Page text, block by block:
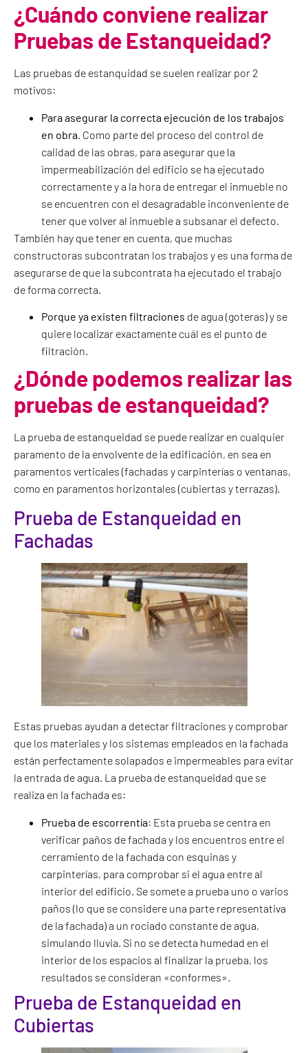
¿Cuándo conviene realizar
Pruebas de Estanqueidad?
Las pruebas de estanquidad se suelen realizar por 2
motivos:
Para asegurar la correcta ejecución de los trabajos
en obra . Como parte del proceso del control de
calidad de las obras, para asegurar que la
impermeabilización del edificio se ha ejecutado
correctamente y a la hora de entregar el inmueble no
se encuentren con el desagradable inconveniente de
tener que volver al inmueble a subsanar el defecto.
También hay que tener en cuenta, que muchas
constructoras subcontratan los trabajos y es una forma de
asegurarse de que la subcontrata ha ejecutado el trabajo
de forma correcta.
Porque ya existen filtraciones de agua (goteras) y se
quiere localizar exactamente cuál es el punto de
filtración.
¿Dónde podemos realizar las
pruebas de estanqueidad?
La prueba de estanqueidad se puede realizar en cualquier
paramento de la envolvente de la edificación, en sea en
paramentos verticales (fachadas y carpinterías o ventanas,
como en paramentos horizontales (cubiertas y terrazas).
Prueba de Estanqueidad en
Fachadas
Estas pruebas ayudan a detectar filtraciones y comprobar
que los materiales y los sistemas empleados en la fachada
están perfectamente solapados e impermeables para evitar
la entrada de agua. La prueba de estanqueidad que se
realiza en la fachada es:
Prueba de escorrentía: Esta prueba se centra en
verificar paños de fachada y los encuentros entre el
cerramiento de la fachada con esquinas y
carpinterías, para comprobar si el agua entre al
interior del edificio. Se somete a prueba uno o varios
paños (lo que se considere una parte representativa
de la fachada) a un rociado constante de agua,
simulando lluvia. Si no se detecta humedad en el
interior de los espacios al finalizar la prueba, los
resultados se consideran «conformes».
Prueba de Estanqueidad en
Cubiertas